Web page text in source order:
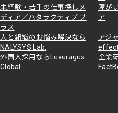
未経験・若手の仕事探しメ
ディア／ハタラクティブ プ
ラス
障が
ア
人と組織のお悩み解決なら
NALYSYS Lab.
アジ
外国人採用ならLeverages
Global
企業